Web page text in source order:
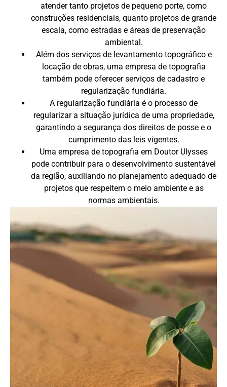
atender tanto projetos de pequeno porte, como
construções residenciais, quanto projetos de grande
escala, como estradas e áreas de preservação
ambiental.
Além dos serviços de levantamento topográfico e
locação de obras, uma empresa de topografia
também pode oferecer serviços de cadastro e
regularização fundiária.
A regularização fundiária é o processo de
regularizar a situação jurídica de uma propriedade,
garantindo a segurança dos direitos de posse e o
cumprimento das leis vigentes.
Uma empresa de topografia em Doutor Ulysses
pode contribuir para o desenvolvimento sustentável
da região, auxiliando no planejamento adequado de
projetos que respeitem o meio ambiente e as
normas ambientais.